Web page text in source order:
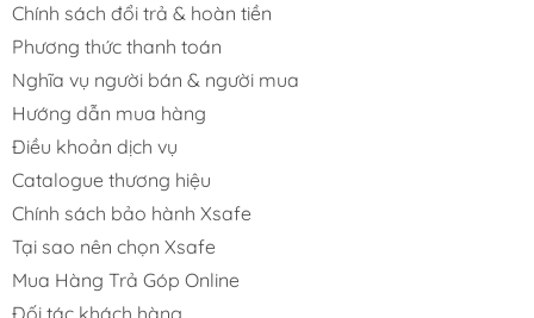
Chính sách đổi trả & hoàn tiền
Phương thức thanh toán
Nghĩa vụ người bán & người mua
Hướng dẫn mua hàng
Điều khoản dịch vụ
Catalogue thương hiệu
Chính sách bảo hành Xsafe
Tại sao nên chọn Xsafe
Mua Hàng Trả Góp Online